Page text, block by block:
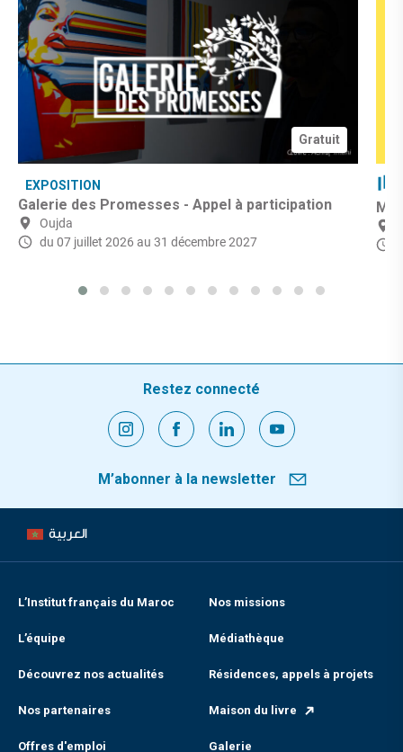
Gratuit
EXPOSITION
Galerie des Promesses - Appel à participation
Oujda
du 07 juillet 2026 au 31 décembre 2027
Restez connecté
M’abonner à la newsletter
العربية
L’Institut français du Maroc Nos missions
L’équipe Médiathèque
Découvrez nos actualités Résidences, appels à projets
Nos partenaires Maison du livre
Offres d'emploi Galerie